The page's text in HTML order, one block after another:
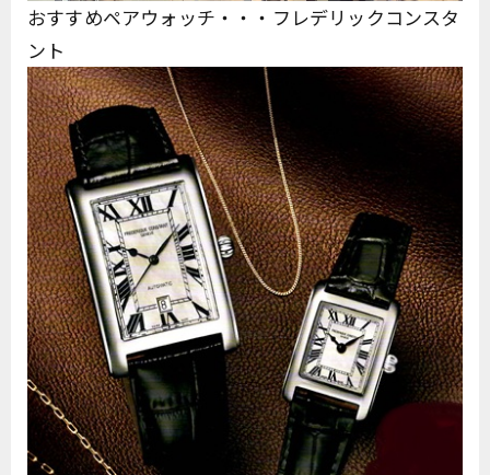
おすすめペアウォッチ・・・フレデリックコンスタ
ント